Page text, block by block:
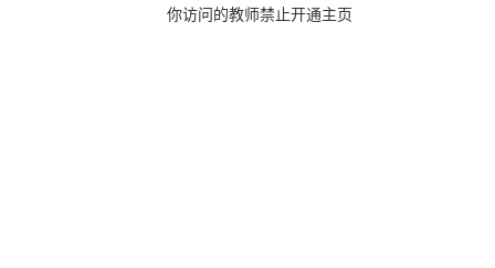
你访问的教师禁止开通主页